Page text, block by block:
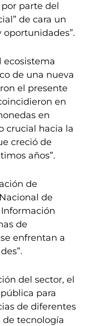
parte del
de cara un
oportunidades”.
ecosistema
de una nueva
el presente
en
en
crucial hacia la
creció de
años”.
de
de
de
enfrentan a
del sector, el
para
de diferentes
de tecnología